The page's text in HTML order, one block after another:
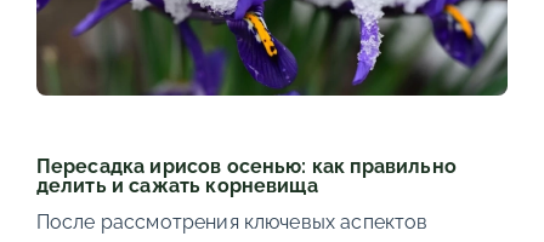
Пересадка ирисов осенью: как правильно
делить и сажать корневища
После рассмотрения ключевых аспектов